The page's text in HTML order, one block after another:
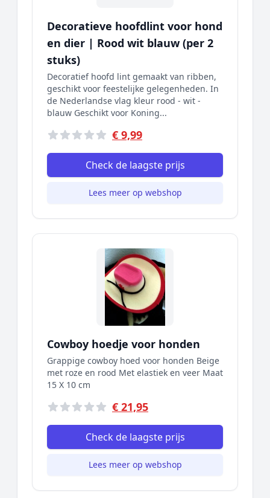
Decoratieve hoofdlint voor hond
en dier | Rood wit blauw (per 2
stuks)
Decoratief hoofd lint gemaakt van ribben,
geschikt voor feestelijke gelegenheden. In
de Nederlandse vlag kleur rood - wit -
blauw Geschikt voor Koning...
€ 9,99
Check de laagste prijs
Lees meer op webshop
Cowboy hoedje voor honden
Grappige cowboy hoed voor honden Beige
met roze en rood Met elastiek en veer Maat
15 X 10 cm
€ 21,95
Check de laagste prijs
Lees meer op webshop